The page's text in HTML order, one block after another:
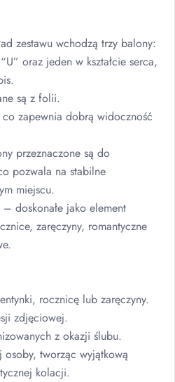
zestawu wchodzą trzy balony:
oraz jeden w kształcie serca,
są z folii.
zapewnia dobrą widoczność
przeznaczone są do
pozwala na stabilne
miejscu.
doskonałe jako element
zaręczyny, romantyczne
rocznicę lub zaręczyny.
zdjęciowej.
z okazji ślubu.
tworząc wyjątkową
kolacji.